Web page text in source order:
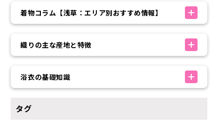
着物コラム【浅草：エリア別おすすめ情報】
織りの主な産地と特徴
浴衣の基礎知識
タグ